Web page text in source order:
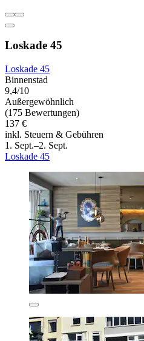
Loskade 45
Loskade 45
Binnenstad
9,4/10
Außergewöhnlich
(175 Bewertungen)
137 €
inkl. Steuern & Gebühren
1. Sept.–2. Sept.
Loskade 45